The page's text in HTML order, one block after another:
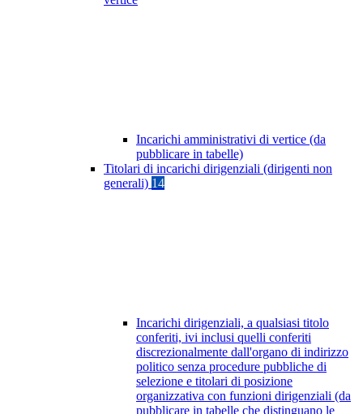
Incarichi amministrativi di vertice (da
pubblicare in tabelle)
Titolari di incarichi dirigenziali (dirigenti non
generali) 14
Incarichi dirigenziali, a qualsiasi titolo
conferiti, ivi inclusi quelli conferiti
discrezionalmente dall'organo di indirizzo
politico senza procedure pubbliche di
selezione e titolari di posizione
organizzativa con funzioni dirigenziali (da
pubblicare in tabelle che distinguano le